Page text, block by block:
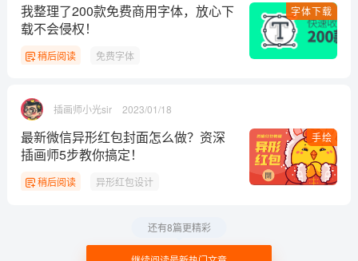
字体下载
我整理了200款免费商用字体，放心下
载不会侵权！
稍后阅读 免费字体
插画师小光sir 2023/01/18
手绘
最新微信异形红包封面怎么做？资深
插画师5步教你搞定！
稍后阅读 异形红包设计
还有8篇更精彩